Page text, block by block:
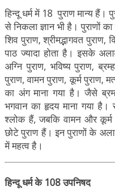
हिन्दू धर्म में 18 पुराण मान्य हैं।
से निकला ज्ञान भी है। पुराणों
शिव पुराण, श्रीमद्भागवत पुराण,
पाठ ज्यादा होता है। इसके
अग्नि पुराण, भविष्य पुराण,
पुराण, वामन पुराण, कूर्म पुराण,
का अंग माना गया है। जैसे
भगवान का हृदय माना गया
श्लोक हैं, जबकि वामन और
छोटे पुराण हैं। इन पुराणों के
में महत्व है।
हिन्दू धर्म के 108 उपनिषद